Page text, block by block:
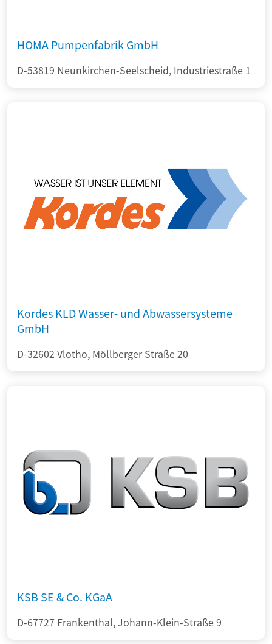
HOMA Pumpenfabrik GmbH
D-53819 Neunkirchen-Seelscheid, Industriestraße 1
Kordes KLD Wasser- und Abwassersysteme
GmbH
D-32602 Vlotho, Möllberger Straße 20
KSB SE & Co. KGaA
D-67727 Frankenthal, Johann-Klein-Straße 9